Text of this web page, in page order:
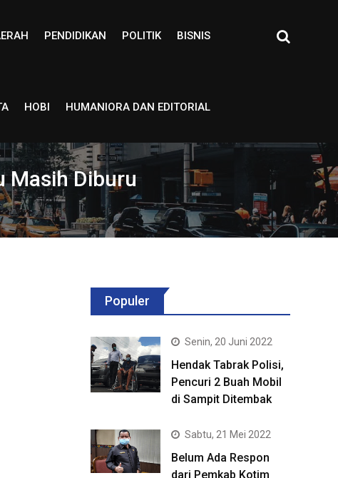
PENDIDIKAN POLITIK BISNIS
HOBI HUMANIORA DAN EDITORIAL
Masih Diburu
Populer
Senin, 20 Juni 2022
Hendak Tabrak Polisi,
Pencuri 2 Buah Mobil
di Sampit Ditembak
Sabtu, 21 Mei 2022
Belum Ada Respon
dari Pemkab Kotim